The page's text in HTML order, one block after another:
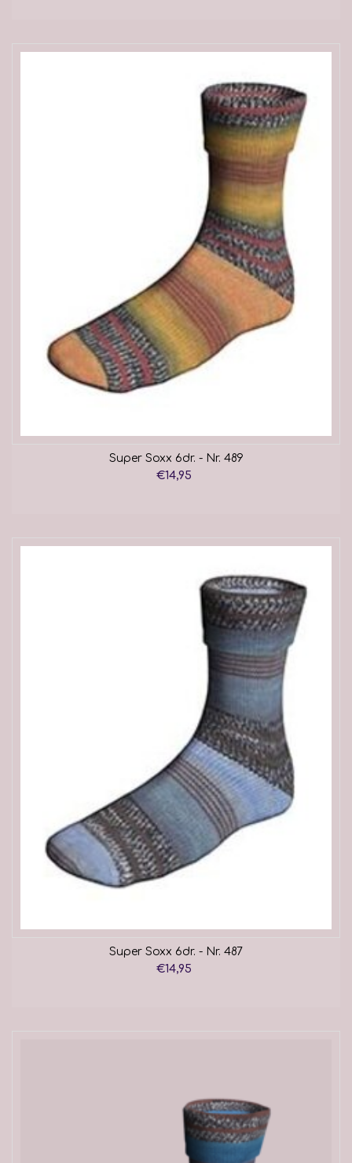
Super Soxx 6dr. - Nr. 489
€14,95
Super Soxx 6dr. - Nr. 487
€14,95